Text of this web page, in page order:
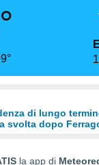
di lungo
svolta dopo
la app di